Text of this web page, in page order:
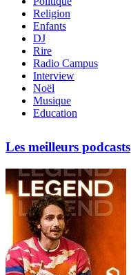
Religion
Enfants
DJ
Rire
Radio Campus
Interview
Noël
Musique
Education
Les meilleurs podcasts